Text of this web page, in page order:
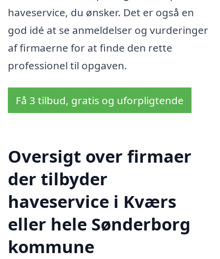
haveservice, du ønsker. Det er også en
god idé at se anmeldelser og vurderinger
af firmaerne for at finde den rette
professionel til opgaven.
Få 3 tilbud, gratis og uforpligtende
Oversigt over firmaer
der tilbyder
haveservice i Kværs
eller hele Sønderborg
kommune